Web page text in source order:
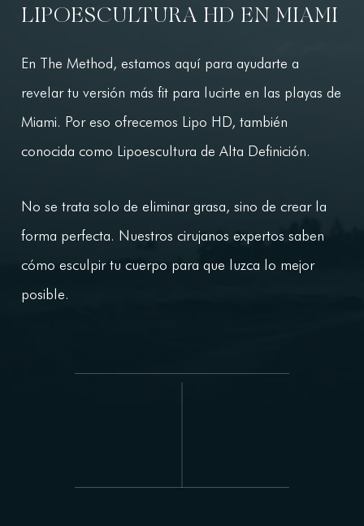
LIPOESCULTURA HD EN MIAMI
En The Method, estamos aquí para ayudarte a
revelar tu versión más fit para lucirte en las playas de
Miami. Por eso ofrecemos Lipo HD, también
conocida como Lipoescultura de Alta Definición.
No se trata solo de eliminar grasa, sino de crear la
forma perfecta. Nuestros cirujanos expertos saben
cómo esculpir tu cuerpo para que luzca lo mejor
posible.